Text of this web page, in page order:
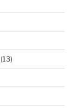
(13)